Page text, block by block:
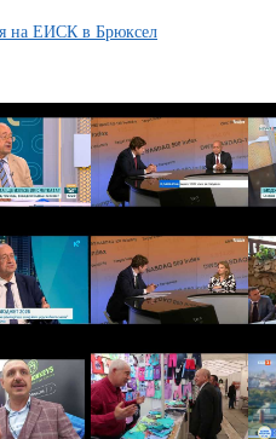
на ЕИСК в Брюксел